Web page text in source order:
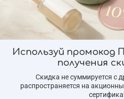
ShinCos.Lab
Страна производства
Описание
Подходит для всех типов кожи.
Увлажняющий крем для кожи
Используй промокод
получения
Скидка не суммируется с
распространяется на